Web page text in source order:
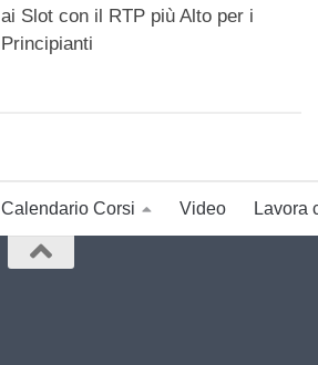
ai Slot con il RTP più Alto per i
Principianti
Calendario Corsi Video Lavora